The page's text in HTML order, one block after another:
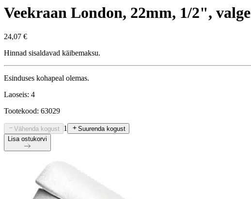
Veekraan London, 22mm, 1/2", valge
24,07 €
Hinnad sisaldavad käibemaksu.
Esinduses kohapeal olemas.
Laoseis: 4
Tootekood: 63029
Vähenda kogust 1
Suurenda kogust
Lisa ostukorvi